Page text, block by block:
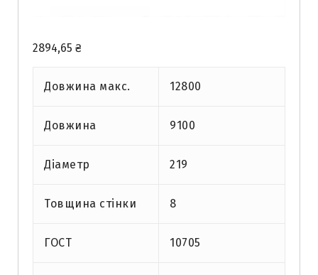
2894,65 ₴
Довжина макс. 12800
Довжина 9100
Діаметр 219
Товщина стінки 8
ГОСТ 10705